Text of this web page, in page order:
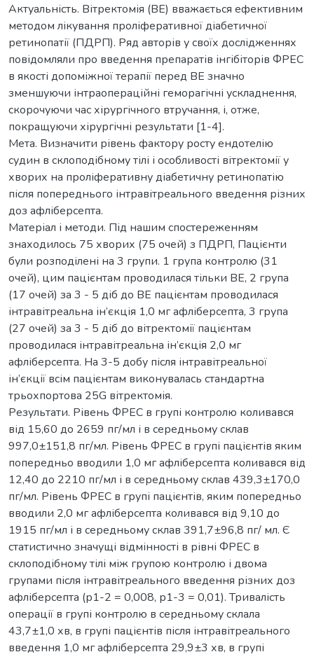
Актуальність. Вітректомія (ВЕ) вважається ефективним
методом лікування проліферативної діабетичної
ретинопатії (ПДРП). Ряд авторів у своїх дослідженнях
повідомляли про введення препаратів інгібіторів ФРЕС
в якості допоміжної терапії перед ВЕ значно
зменшуючи інтраопераційні геморагічні ускладнення,
скорочуючи час хірургічного втручання, і, отже,
покращуючи хірургічні результати [1-4].
Мета. Визначити рівень фактору росту ендотелію
судин в склоподібному тілі і особливості вітректомії у
хворих на проліферативну діабетичну ретинопатію
після попереднього інтравітреального введення різних
доз афліберсепта.
Матеріал і методи. Під нашим спостереженням
знаходилось 75 хворих (75 очей) з ПДРП, Пацієнти
були розподілені на 3 групи. 1 група контролю (31
очей), цим пацієнтам проводилася тільки ВЕ, 2 група
(17 очей) за 3 - 5 діб до ВЕ пацієнтам проводилася
інтравітреальна ін’єкція 1,0 мг афліберсепта, 3 група
(27 очей) за 3 - 5 діб до вітректомії пацієнтам
проводилася інтравітреальна ін’єкція 2,0 мг
афліберсепта. На 3-5 добу після інтравітреальної
ін’єкції всім пацієнтам виконувалась стандартна
трьохпортова 25G вітректомія.
Результати. Рівень ФРЕС в групі контролю коливався
від 15,60 до 2659 пг/мл і в середньому склав
997,0±151,8 пг/мл. Рівень ФРЕС в групі пацієнтів яким
попередньо вводили 1,0 мг афліберсепта коливався від
12,40 до 2210 пг/мл і в середньому склав 439,3±170,0
пг/мл. Рівень ФРЕС в групі пацієнтів, яким попередньо
вводили 2,0 мг афліберсепта коливався від 9,10 до
1915 пг/мл і в середньому склав 391,7±96,8 пг/ мл. Є
статистично значущі відмінності в рівні ФРЕС в
склоподібному тілі між групою контролю і двома
групами після інтравітреального введення різних доз
афліберсепта (р1-2 = 0,008, р1-3 = 0,01). Тривалість
операції в групі контролю в середньому склала
43,7±1,0 хв, в групі пацієнтів після інтравітреального
введення 1,0 мг афліберсепта 29,9±3 хв, в групі